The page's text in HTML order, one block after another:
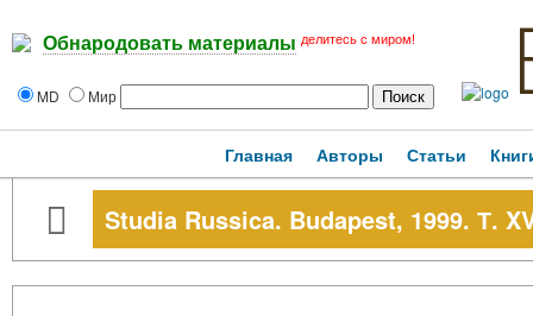
Обнародовать материалы делитесь с миром!
MD Мир
Главная Авторы Статьи
Studia Russica. Budapest, 1999. Т.